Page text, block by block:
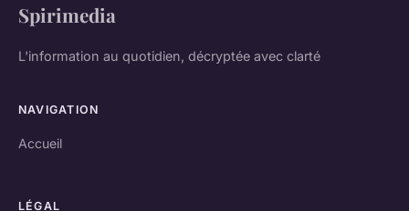
Spirimedia
L'information au quotidien, décryptée avec clarté
NAVIGATION
Accueil
LÉGAL